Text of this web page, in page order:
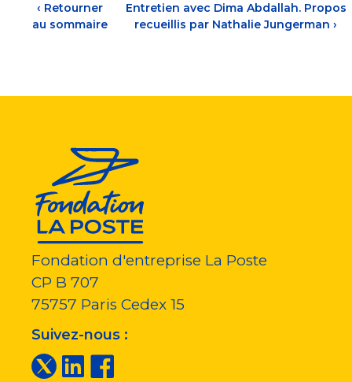
‹ Retourner
au sommaire
Entretien avec Dima Abdallah. Propos
recueillis par Nathalie Jungerman›
Fondation d'entreprise La Poste
CP B 707
75757 Paris Cedex 15
Suivez-nous :